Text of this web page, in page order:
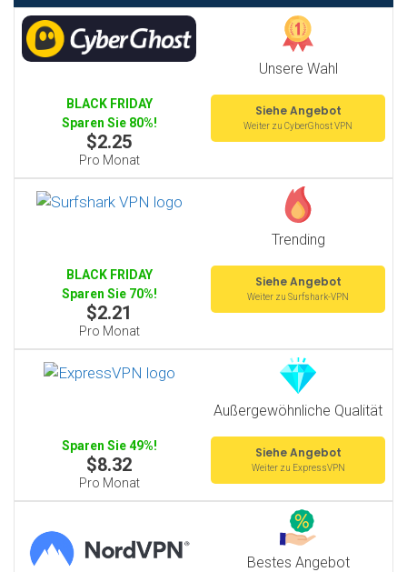
Unsere Wahl
BLACK FRIDAY
Sparen Sie 80%!
$2.25
Pro Monat
Siehe Angebot
Weiter zu CyberGhost VPN
Trending
BLACK FRIDAY
Sparen Sie 70%!
$2.21
Pro Monat
Siehe Angebot
Weiter zu Surfshark-VPN
Außergewöhnliche Qualität
Sparen Sie 49%!
$8.32
Pro Monat
Siehe Angebot
Weiter zu ExpressVPN
Bestes Angebot